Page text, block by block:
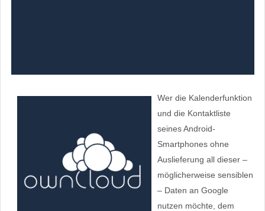
Wer die Kalenderfunktion
und die Kontaktliste
seines Android-
Smartphones ohne
Auslieferung all dieser –
möglicherweise sensiblen
– Daten an Google
nutzen möchte, dem